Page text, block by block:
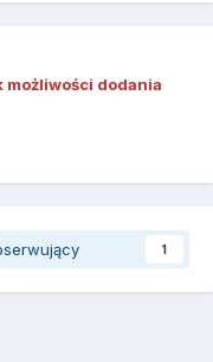
możliwości dodania
1